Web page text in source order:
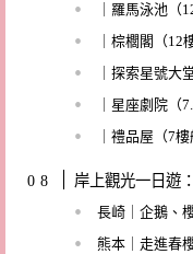
｜羅馬泳池（
｜棕櫚閣（12
｜探索星號大
｜星座劇院（
｜禮品屋（7
岸上觀光一日遊
長崎｜企鵝、
熊本｜走進春